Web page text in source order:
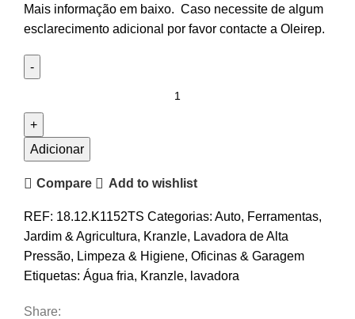
Mais informação em baixo. Caso necessite de algum
esclarecimento adicional por favor contacte a Oleirep.
Adicionar
Compare Add to wishlist
REF: 18.12.K1152TS Categorias: Auto, Ferramentas,
Jardim & Agricultura, Kranzle, Lavadora de Alta
Pressão, Limpeza & Higiene, Oficinas & Garagem
Etiquetas: Água fria, Kranzle, lavadora
Share: